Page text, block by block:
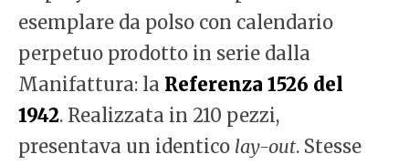
esemplare da polso con calendario
perpetuo prodotto in serie dalla
Manifattura: la Referenza 1526 del
1942. Realizzata in 210 pezzi,
presentava un identico lay-out. Stesse